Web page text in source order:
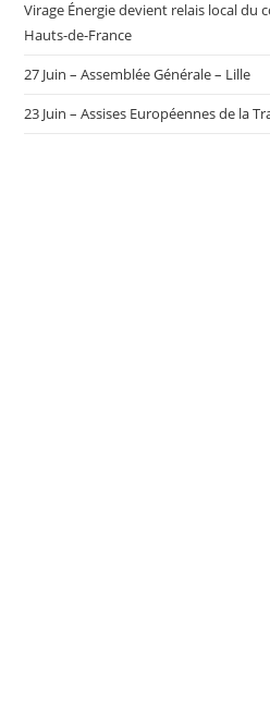
Virage Énergie devient relais local du
Hauts-de-France
27 Juin – Assemblée Générale – Lille
23 Juin – Assises Européennes de la